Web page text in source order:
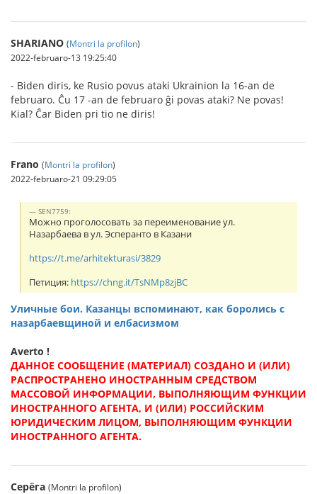
SHARIANO (Montri la profilon)
2022-februaro-13 19:25:40
- Biden diris, ke Rusio povus ataki Ukrainion la 16-an de
februaro. Ĉu 17 -an de februaro ĝi povas ataki? Ne povas!
Kial? Ĉar Biden pri tio ne diris!
Frano (Montri la profilon)
2022-februaro-21 09:29:05
SEN7759:
Можно проголосовать за переименование ул.
Назарбаева в ул. Эсперанто в Казани
https://t.me/arhitekturasi/3829
Петиция: https://chng.it/TsNMp8zjBC
Уличные бои. Казанцы вспоминают, как боролись с
назарбаевщиной и елбасизмом
Averto !
ДАННОЕ СООБЩЕНИЕ (МАТЕРИАЛ) СОЗДАНО И (ИЛИ)
РАСПРОСТРАНЕНО ИНОСТРАННЫМ СРЕДСТВОМ
МАССОВОЙ ИНФОРМАЦИИ, ВЫПОЛНЯЮЩИМ ФУНКЦИИ
ИНОСТРАННОГО АГЕНТА, И (ИЛИ) РОССИЙСКИМ
ЮРИДИЧЕСКИМ ЛИЦОМ, ВЫПОЛНЯЮЩИМ ФУНКЦИИ
ИНОСТРАННОГО АГЕНТА.
Серёга (Montri la profilon)